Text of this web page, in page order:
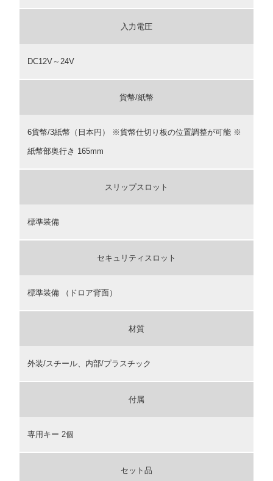
入力電圧
DC12V～24V
貨幣/紙幣
6貨幣/3紙幣（日本円） ※貨幣仕切り板の位置調整が可能 ※
紙幣部奥行き 165mm
スリップスロット
標準装備
セキュリティスロット
標準装備 （ドロア背面）
材質
外装/スチール、内部/プラスチック
付属
専用キー 2個
セット品